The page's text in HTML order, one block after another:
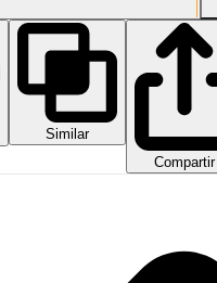
Similar
Compartir